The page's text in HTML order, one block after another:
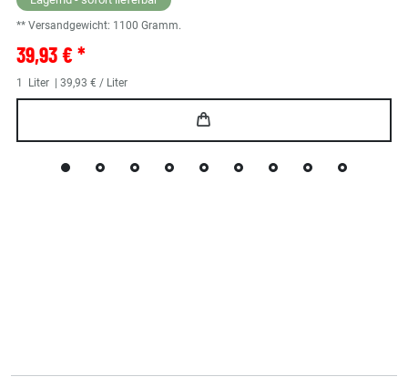
** Versandgewicht: 1100 Gramm.
39,93 € *
1 Liter | 39,93 € / Liter